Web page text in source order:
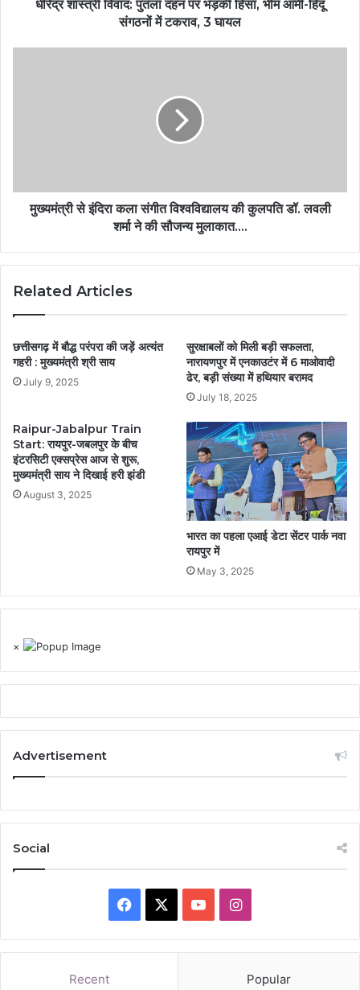
धीरेंद्र शास्त्री विवाद: पुतला दहन पर भड़की हिंसा, भीम आर्मी-हिंदू
संगठनों में टकराव, 3 घायल
मुख्यमंत्री से इंदिरा कला संगीत विश्वविद्यालय की कुलपति डॉ. लवली
शर्मा ने की सौजन्य मुलाकात….
Related Articles
छत्तीसगढ़ में बौद्ध परंपरा की जड़ें अत्यंत
गहरी : मुख्यमंत्री श्री साय
July 9, 2025
सुरक्षाबलों को मिली बड़ी सफलता,
नारायणपुर में एनकाउटंर में 6 माओवादी
ढेर, बड़ी संख्या में हथियार बरामद
July 18, 2025
Raipur-Jabalpur Train
Start: रायपुर-जबलपुर के बीच
इंटरसिटी एक्सप्रेस आज से शुरू,
मुख्यमंत्री साय ने दिखाई हरी झंडी
August 3, 2025
भारत का पहला एआई डेटा सेंटर पार्क नवा
रायपुर में
May 3, 2025
×
Advertisement
Social
Facebook YouTubeInstagram
Recent Popular